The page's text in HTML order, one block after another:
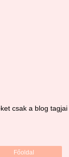
csak a blog tagjai
Főoldal